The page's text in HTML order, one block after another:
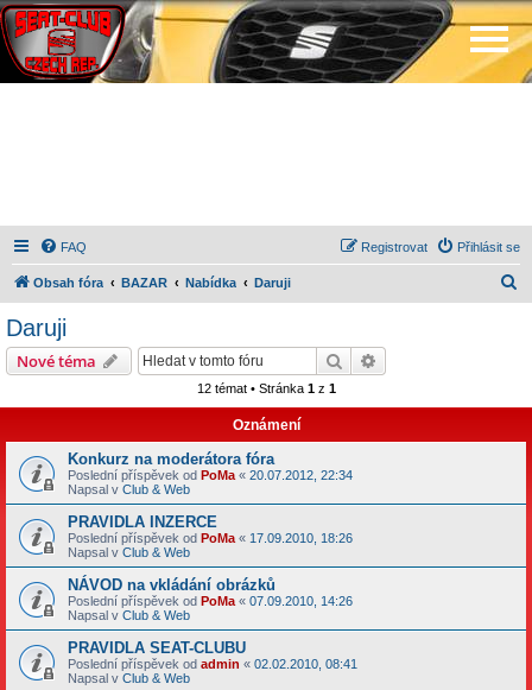
FAQ Přihlásit se
Registrovat
Obsah fóra BAZAR Nabídka Daruji
Daruji
Nové téma Hledat
12 témat • Stránka 1z 1
Oznámení
Konkurz na moderátora fóra
Poslední příspěvek od PoMa « 20.07.2012, 22:34
Napsal v Club & Web
PRAVIDLA INZERCE
Poslední příspěvek od PoMa « 17.09.2010, 18:26
Napsal v Club & Web
NÁVOD na vkládání obrázků
Poslední příspěvek od PoMa « 07.09.2010, 14:26
Napsal v Club & Web
PRAVIDLA SEAT-CLUBU
Poslední příspěvek od admin « 02.02.2010, 08:41
Napsal v Club & Web